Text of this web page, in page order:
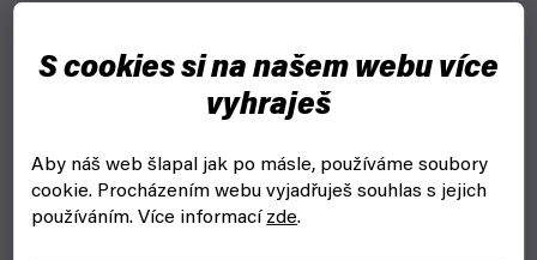
S cookies si na našem webu více
vyhraješ
Aby náš web šlapal jak po másle, používáme soubory
cookie. Procházením webu vyjadřuješ souhlas s jejich
používáním. Více informacízde.